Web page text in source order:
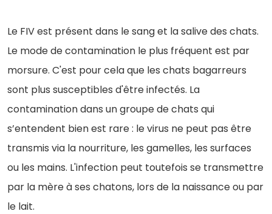
Le FIV est présent dans le sang et la salive des chats.
Le mode de contamination le plus fréquent est par
morsure. C'est pour cela que les chats bagarreurs
sont plus susceptibles d'être infectés. La
contamination dans un groupe de chats qui
s’entendent bien est rare : le virus ne peut pas être
transmis via la nourriture, les gamelles, les surfaces
ou les mains. L'infection peut toutefois se transmettre
par la mère à ses chatons, lors de la naissance ou par
le lait.